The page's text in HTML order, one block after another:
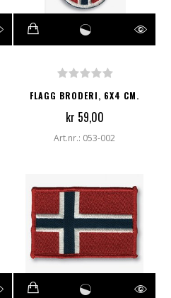
FLAGG BRODERI, 6X4 CM.
kr 59,00
Art.nr.: 053-002